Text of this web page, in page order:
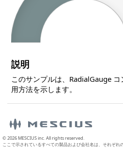
説明
このサンプルは、RadialGauge
用方法を示します。
© 2026 MESCIUS inc. All rights reserved.
ここで示されているすべての製品および会社名は、それぞれ